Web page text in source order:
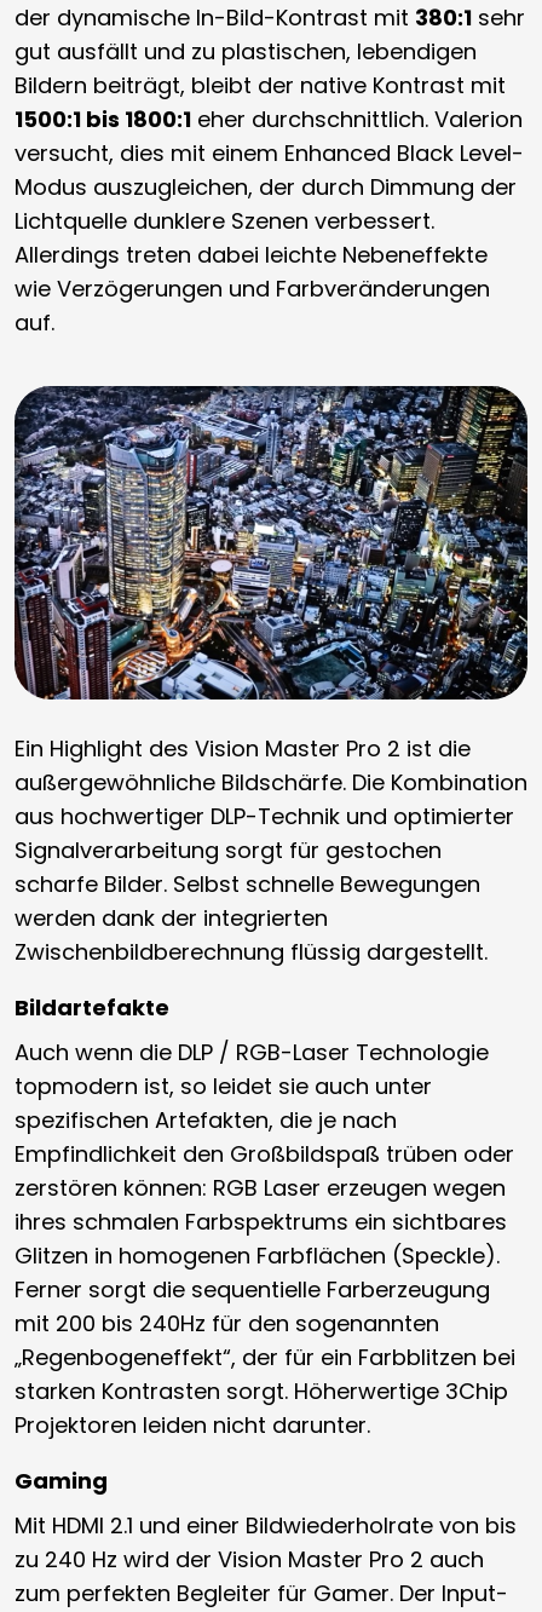
der dynamische In-Bild-Kontrast mit 380:1 sehr
gut ausfällt und zu plastischen, lebendigen
Bildern beiträgt, bleibt der native Kontrast mit
1500:1 bis 1800:1 eher durchschnittlich. Valerion
versucht, dies mit einem Enhanced Black Level-
Modus auszugleichen, der durch Dimmung der
Lichtquelle dunklere Szenen verbessert.
Allerdings treten dabei leichte Nebeneffekte
wie Verzögerungen und Farbveränderungen
auf.
Ein Highlight des Vision Master Pro 2 ist die
außergewöhnliche Bildschärfe. Die Kombination
aus hochwertiger DLP-Technik und optimierter
Signalverarbeitung sorgt für gestochen
scharfe Bilder. Selbst schnelle Bewegungen
werden dank der integrierten
Zwischenbildberechnung flüssig dargestellt.
Bildartefakte
Auch wenn die DLP / RGB-Laser Technologie
topmodern ist, so leidet sie auch unter
spezifischen Artefakten, die je nach
Empfindlichkeit den Großbildspaß trüben oder
zerstören können: RGB Laser erzeugen wegen
ihres schmalen Farbspektrums ein sichtbares
Glitzen in homogenen Farbflächen (Speckle).
Ferner sorgt die sequentielle Farberzeugung
mit 200 bis 240Hz für den sogenannten
„Regenbogeneffekt“, der für ein Farbblitzen bei
starken Kontrasten sorgt. Höherwertige 3Chip
Projektoren leiden nicht darunter.
Gaming
Mit HDMI 2.1 und einer Bildwiederholrate von bis
zu 240 Hz wird der Vision Master Pro 2 auch
zum perfekten Begleiter für Gamer. Der Input-